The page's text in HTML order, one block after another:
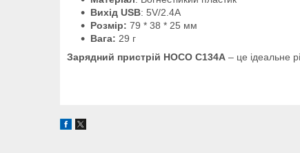
Вихід USB: 5V/2.4A
Розмір: 79 * 38 * 25 мм
Вага: 29 г
Зарядний пристрій HOCO C134A – це ідеальне